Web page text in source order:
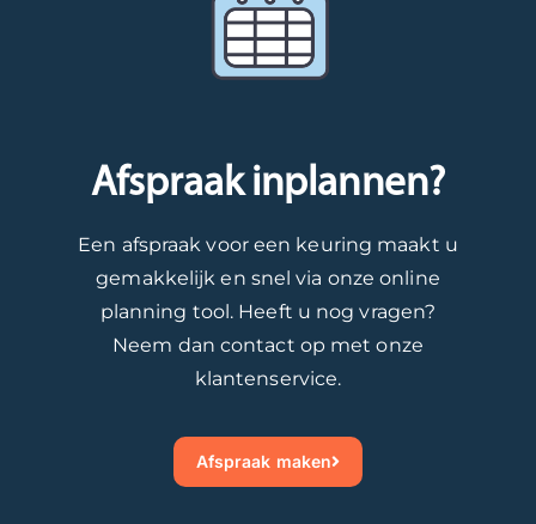
Afspraak inplannen?
Een afspraak voor een keuring maakt u
gemakkelijk en snel via onze online
planning tool. Heeft u nog vragen?
Neem dan contact op met onze
klantenservice.
Afspraak maken